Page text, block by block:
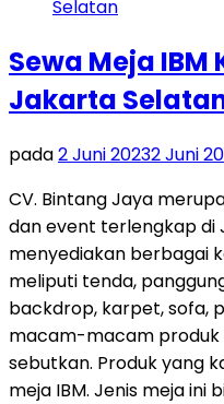
Sewa Meja IBM
Jakarta
pada2 Juni 20232 Juni
CV. Bintang Jaya
dan event terlengkap di
menyediakan berbagai
meliputi tenda,
backdrop, karpet, sofa,
macam-macam produk
sebutkan. Produk yang
meja IBM. Jenis meja ini